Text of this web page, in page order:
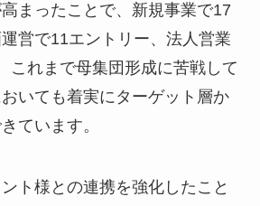
まったことで、新規事業で17
営で11エントリー、法人営業
これまで母集団形成に苦戦して
いても着実にターゲット層か
ています。
ト様との連携を強化したこと